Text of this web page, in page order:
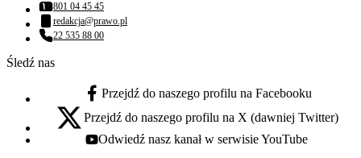
Numer telefonu:
801 04 45 45
Adres email:
redakcja@prawo.pl
Numer telefonu:
22 535 88 00
Śledź nas
facebook - otwiera się w nowej karcie
Przejdź do naszego profilu na Facebooku
x - otwiera się w nowej karcie
Przejdź do naszego profilu na X (dawniej Twitter)
youtube - otwiera się w nowej karcie
Odwiedź nasz kanał w serwisie YouTube